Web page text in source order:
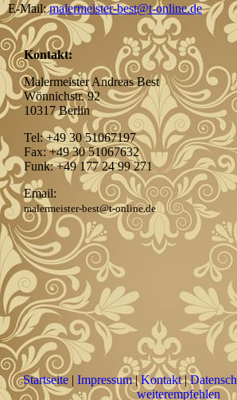
E-Mail:malermeister-best@t-online.de
Kontakt:
Malermeister Andreas Best
Wönnichstr. 92
10317 Berlin
Tel: +49 30 51067197
Fax: +49 30 51067632
Funk: +49 177 24 99 271
Email:
malermeister-best@t-online.de
Startseite | Impressum|Kontakt|
weiterempfehlen